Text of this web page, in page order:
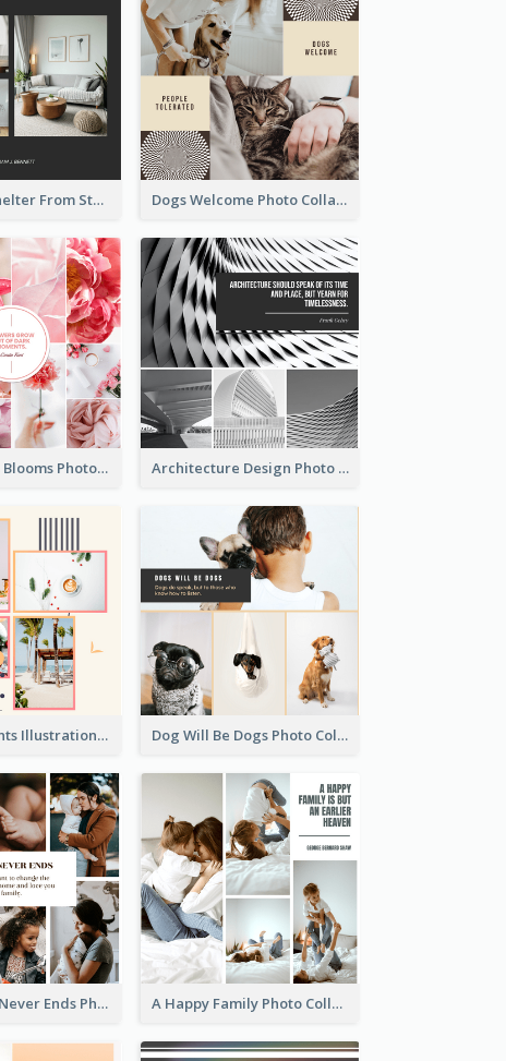
Home Is A Shelter From Storm Photo Collage Dogs Welcome Photo Collage
Pink Flowers Blooms Photo Collage Architecture Design Photo Collage
Summer Plants Illustration Photo Collage Dog Will Be Dogs Photo Collage
Family Love Never Ends Photo Collage A Happy Family Photo Collage